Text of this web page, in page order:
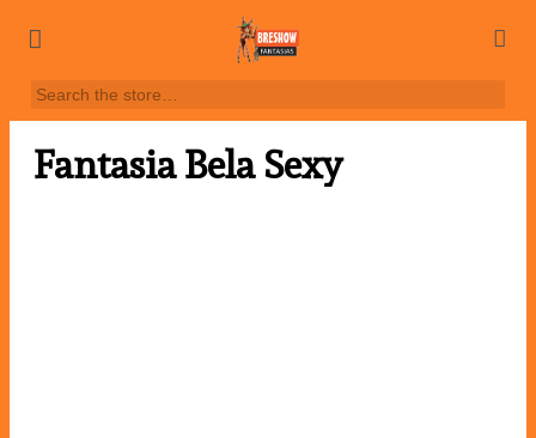
Fantasia Bela Sexy